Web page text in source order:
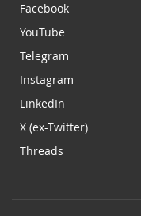
Facebook
YouTube
Telegram
Instagram
LinkedIn
X (ex-Twitter)
Threads